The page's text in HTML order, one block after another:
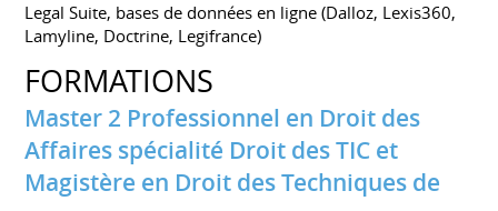
Legal Suite, bases de données en ligne (Dalloz, Lexis360,
Lamyline, Doctrine, Legifrance)
FORMATIONS
Master 2 Professionnel en Droit des
Affaires spécialité Droit des TIC et
Magistère en Droit des Techniques de